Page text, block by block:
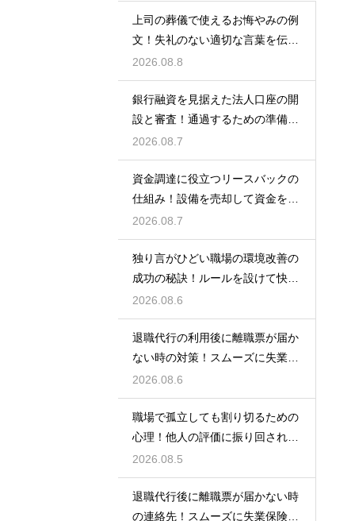
上司の葬儀で使えるお悔やみの例
文！失礼のない適切な言葉を伝え
る例文
2026.08.8
銀行融資を見据えた法人口座の開
設と審査！通過するための準備と
ポイント
2026.08.7
資金調達に役立つリースバックの
仕組み！設備を売却して資金を得
る方法
2026.08.7
独り言がひどい職場の環境改善の
成功の秘訣！ルールを設けて快適
な空間を作る
2026.08.6
退職代行の利用後に離職票が届か
ない時の対策！スムーズに失業保
険をもらう
2026.08.6
職場で孤立しても割り切るための
心理！他人の評価に振り回されな
いための術
2026.08.5
退職代行後に離職票が届かない時
の連絡先！スムーズに失業保険を